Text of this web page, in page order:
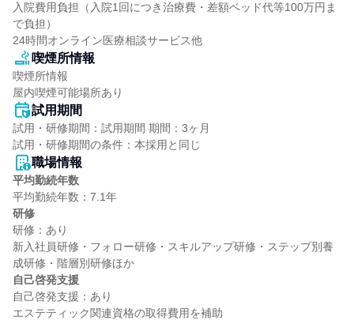
入院費用負担（入院1回につき治療費・差額ベッド代等100万円ま
で負担）
24時間オンライン医療相談サービス他
喫煙所情報
喫煙所情報
屋内喫煙可能場所あり
試用期間
試用・研修期間：試用期間 期間：3ヶ月
職場情報
平均勤続年数
研修
研修：あり
新入社員研修・フォロー研修・スキルアップ研修・ステップ別養
自己啓発支援
自己啓発支援：あり